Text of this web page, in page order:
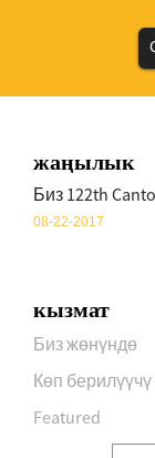
жаңылык
Биз 122th
08-22-2017
кызмат
Биз жөнүндө
Көп
Featured